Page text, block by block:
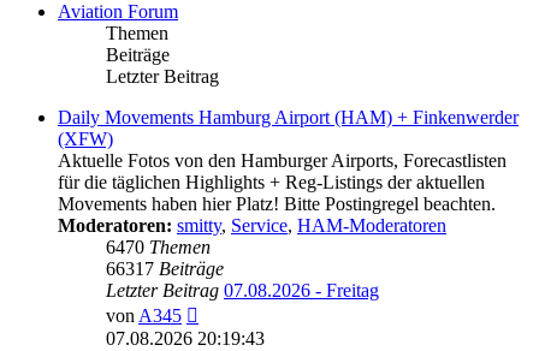
Aviation Forum
Themen
Beiträge
Letzter Beitrag
Daily Movements Hamburg Airport (HAM) + Finkenwerder
(XFW)
Aktuelle Fotos von den Hamburger Airports, Forecastlisten
für die täglichen Highlights + Reg-Listings der aktuellen
Movements haben hier Platz! Bitte Postingregel beachten.
Moderatoren: smitty, Service, HAM-Moderatoren
6470 Themen
66317 Beiträge
Letzter Beitrag 07.08.2026 - Freitag
vonA345
Beitrag
07.08.2026 20:19:43